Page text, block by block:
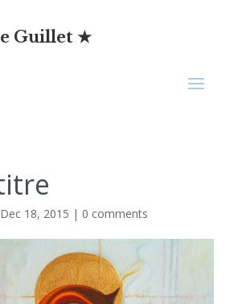
Guillet ★
Dec 18, 2015 | 0 comments